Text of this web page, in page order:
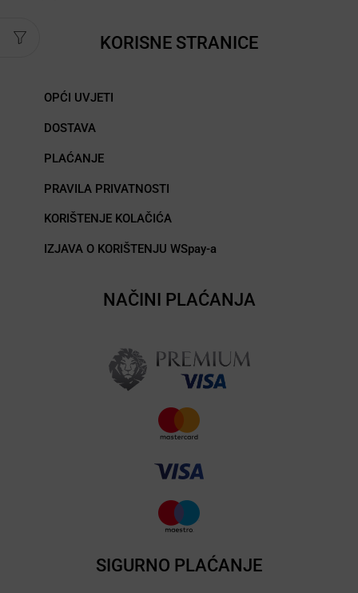
KORISNE STRANICE
OPĆI UVJETI
DOSTAVA
PLAĆANJE
PRAVILA PRIVATNOSTI
KORIŠTENJE KOLAČIĆA
IZJAVA O KORIŠTENJU WSpay-a
NAČINI PLAĆANJA
SIGURNO PLAĆANJE